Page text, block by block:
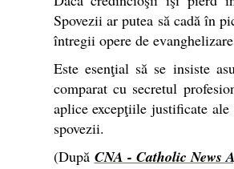
Spovezii ar putea să cadă în
întregii opere de
Este esenţial să se insiste
comparat cu secretul
aplice excepţiile justificate
spovezii.
(După CNA - Catholic News